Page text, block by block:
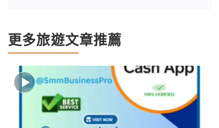
更多旅遊文章推薦